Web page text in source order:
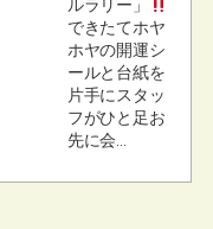
ルラリー」
できたてホヤ
ホヤの開運シ
ールと台紙を
片手にスタッ
フがひと足お
先に会...